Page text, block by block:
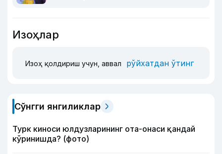
Изоҳлар
Изоҳ қолдириш учун, аввал рўйхатдан ўтинг
Сўнгги янгиликлар
Турк киноси юлдузларининг ота-онаси қандай
кўринишда? (фото)